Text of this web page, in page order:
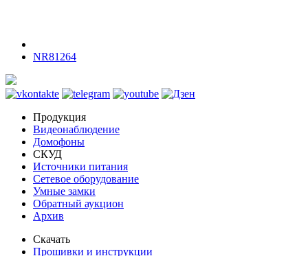
NR81264
Продукция
Видеонаблюдение
Домофоны
СКУД
Источники питания
Сетевое оборудование
Умные замки
Обратный аукцион
Архив
Скачать
Прошивки и инструкции